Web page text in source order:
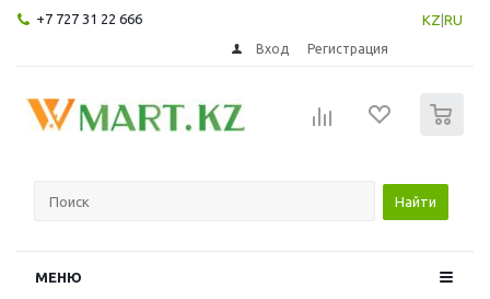
+7 727 31 22 666 KZ RU
Вход Регистрация
Найти
МЕНЮ